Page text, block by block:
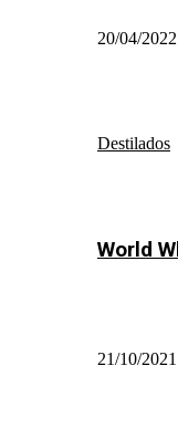
20/04/2022
Destilados
World
21/10/2021